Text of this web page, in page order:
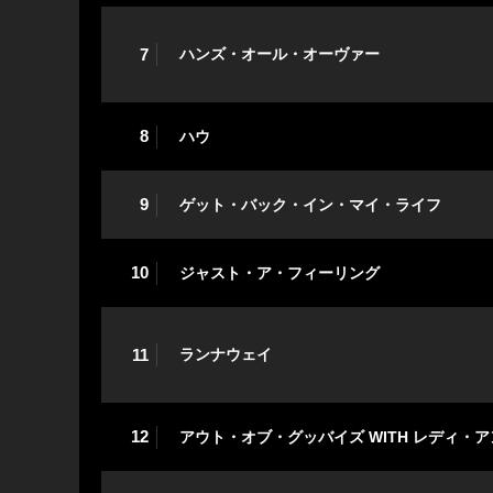
7 ハンズ・オール・オーヴァー
8 ハウ
9 ゲット・バック・イン・マイ・ライフ
10 ジャスト・ア・フィーリング
11 ランナウェイ
12 アウト・オブ・グッバイズ WITH レディ・